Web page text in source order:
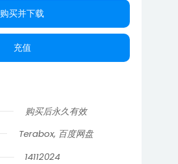
购买并下载
充值
购买后永久有效
Terabox, 百度网盘
14112024